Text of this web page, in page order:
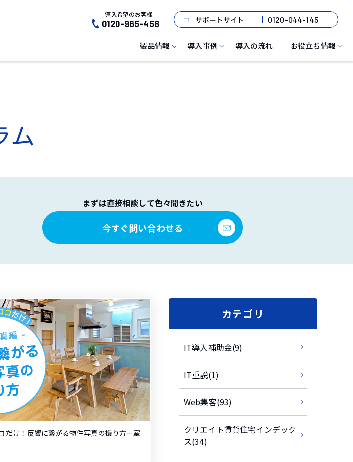
導入希望のお客様
0120-965-458 サポートサイト 0120-044-145
製品情報 導入事例 導入の流れ お役立ち情報
ム
まずは直接相談して色々聞きたい
今すぐ問い合わせる
だけ！反響に繋がる物件写真の撮り方ー室
カテゴリ
IT導入補助金(9)
IT重説(1)
Web集客(93)
クリエイト賃貸住宅インデック
ス(34)